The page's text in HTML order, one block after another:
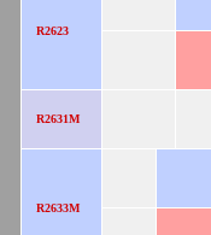
R2623
R2631M
R2633M